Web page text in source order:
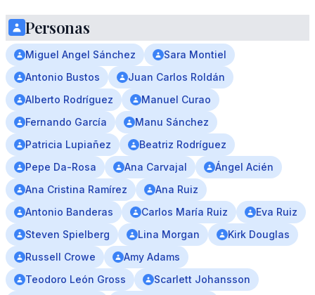
Personas
Miguel Angel Sánchez
Sara Montiel
Antonio Bustos
Juan Carlos Roldán
Alberto Rodríguez
Manuel Curao
Fernando García
Manu Sánchez
Patricia Lupiañez
Beatriz Rodríguez
Pepe Da-Rosa
Ana Carvajal
Ángel Acién
Ana Cristina Ramírez
Ana Ruiz
Antonio Banderas
Carlos María Ruiz
Eva Ruiz
Steven Spielberg
Lina Morgan
Kirk Douglas
Russell Crowe
Amy Adams
Teodoro León Gross
Scarlett Johansson